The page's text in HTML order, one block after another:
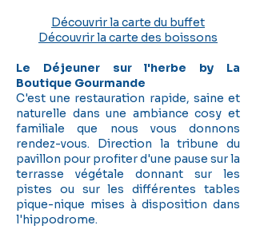
Découvrir la carte du buffet
Découvrir la carte des boissons​
Le Déjeuner sur l'herbe by La
Boutique Gourmande
C'est une restauration rapide, saine et
naturelle dans une ambiance cosy et
familiale que nous vous donnons
rendez-vous. Direction la tribune du
pavillon pour profiter d'une pause sur la
terrasse végétale donnant sur les
pistes ou sur les différentes tables
pique-nique mises à disposition dans
l'hippodrome.